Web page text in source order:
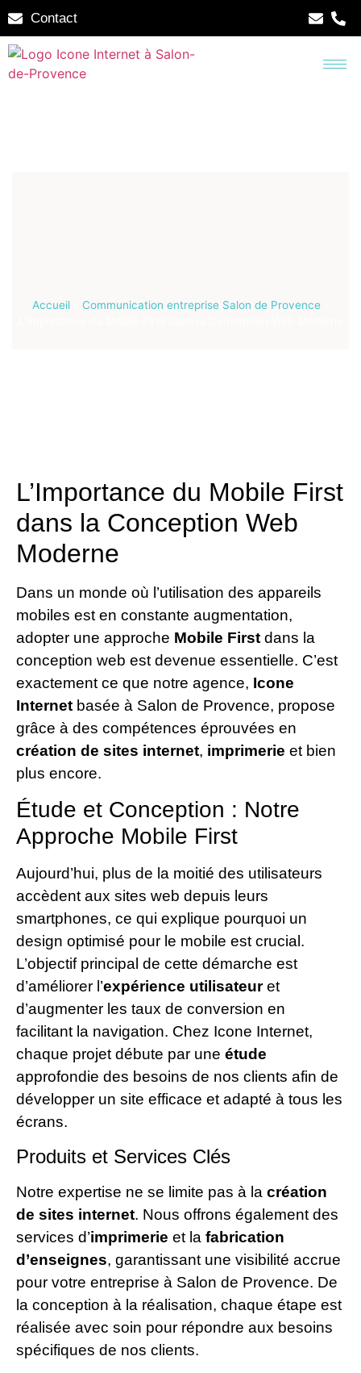
Contact
Accueil» Communication entreprise Salon de Provence»
L’Importance du Mobile First
dans la Conception Web
Moderne
Dans un monde où l’utilisation des appareils
mobiles est en constante augmentation,
adopter une approche Mobile First dans la
conception web est devenue essentielle. C’est
exactement ce que notre agence, Icone
Internet basée à Salon de Provence, propose
grâce à des compétences éprouvées en
création de sites internet, imprimerie et bien
plus encore.
Étude et Conception : Notre
Approche Mobile First
Aujourd’hui, plus de la moitié des utilisateurs
accèdent aux sites web depuis leurs
smartphones, ce qui explique pourquoi un
design optimisé pour le mobile est crucial.
L’objectif principal de cette démarche est
d’améliorer l’expérience utilisateuret
d’augmenter les taux de conversion en
facilitant la navigation. Chez Icone Internet,
chaque projet débute par une étude
approfondie des besoins de nos clients afin de
développer un site efficace et adapté à tous les
écrans.
Produits et Services Clés
Notre expertise ne se limite pas à la création
de sites internet. Nous offrons également des
services d’imprimerie et la fabrication
d’enseignes, garantissant une visibilité accrue
pour votre entreprise à Salon de Provence. De
la conception à la réalisation, chaque étape est
réalisée avec soin pour répondre aux besoins
spécifiques de nos clients.